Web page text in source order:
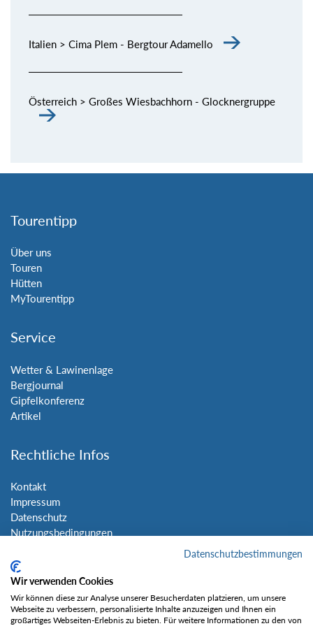
Italien > Cima Plem - Bergtour Adamello
Österreich > Großes Wiesbachhorn - Glocknergruppe
Tourentipp
Über uns
Touren
Hütten
MyTourentipp
Service
Wetter & Lawinenlage
Bergjournal
Gipfelkonferenz
Artikel
Rechtliche Infos
Kontakt
Impressum
Datenschutz
Nutzungsbedingungen
Social Media
Datenschutzbestimmungen
Wir verwenden Cookies
Wir können diese zur Analyse unserer Besucherdaten platzieren, um unsere
Webseite zu verbessern, personalisierte Inhalte anzuzeigen und Ihnen ein
großartiges Webseiten-Erlebnis zu bieten. Für weitere Informationen zu den von